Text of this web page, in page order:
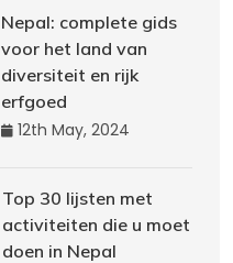
Nepal: complete gids
voor het land van
diversiteit en rijk
erfgoed
12th May, 2024
Top 30 lijsten met
activiteiten die u moet
doen in Nepal